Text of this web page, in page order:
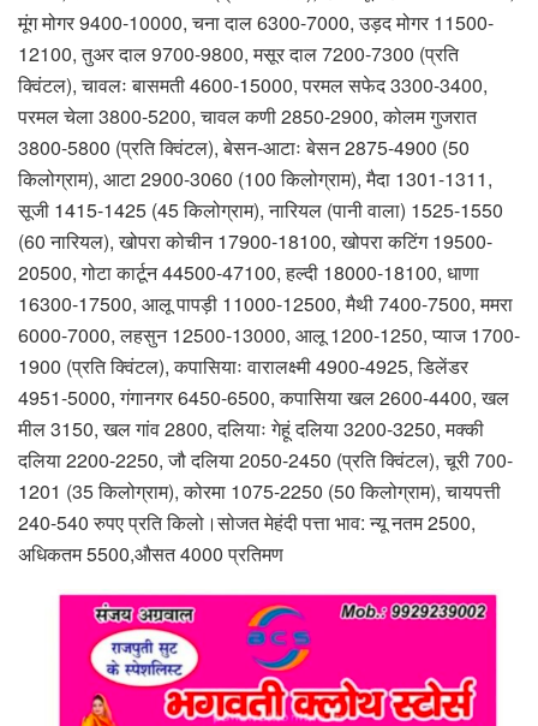
मूंग मोगर 9400-10000, चना दाल 6300-7000, उड़द मोगर 11500-
12100, तुअर दाल 9700-9800, मसूर दाल 7200-7300 (प्रति
क्विंटल), चावलः बासमती 4600-15000, परमल सफेद 3300-3400,
परमल चेला 3800-5200, चावल कणी 2850-2900, कोलम गुजरात
3800-5800 (प्रति क्विंटल), बेसन-आटाः बेसन 2875-4900 (50
किलोग्राम), आटा 2900-3060 (100 किलोग्राम), मैदा 1301-1311,
सूजी 1415-1425 (45 किलोग्राम), नारियल (पानी वाला) 1525-1550
(60 नारियल), खोपरा कोचीन 17900-18100, खोपरा कटिंग 19500-
20500, गोटा कार्टून 44500-47100, हल्दी 18000-18100, धाणा
16300-17500, आलू पापड़ी 11000-12500, मैथी 7400-7500, ममरा
6000-7000, लहसुन 12500-13000, आलू 1200-1250, प्याज 1700-
1900 (प्रति क्विंटल), कपासियाः वारालक्ष्मी 4900-4925, डिलेंडर
4951-5000, गंगानगर 6450-6500, कपासिया खल 2600-4400, खल
मील 3150, खल गांव 2800, दलियाः गेहूं दलिया 3200-3250, मक्की
दलिया 2200-2250, जौ दलिया 2050-2450 (प्रति क्विंटल), चूरी 700-
1201 (35 किलोग्राम), कोरमा 1075-2250 (50 किलोग्राम), चायपत्ती
240-540 रुपए प्रति किलो।सोजत मेहंदी पत्ता भाव: न्यू नतम 2500,
अधिकतम 5500,औसत 4000 प्रतिमण